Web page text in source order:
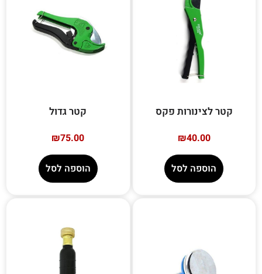
קטר לצינורות פקס
₪40.00
הוספה לסל
קטר גדול
₪75.00
הוספה לסל